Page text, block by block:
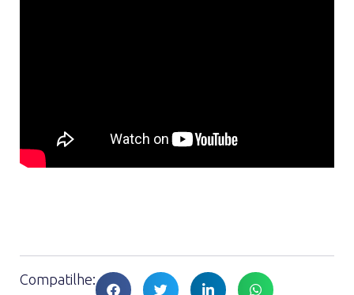
Compatilhe: